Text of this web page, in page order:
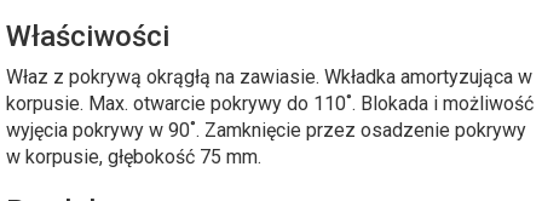
Właściwości
Właz z pokrywą okrągłą na zawiasie. Wkładka amortyzująca w
korpusie. Max. otwarcie pokrywy do 110˚. Blokada i możliwość
wyjęcia pokrywy w 90˚. Zamknięcie przez osadzenie pokrywy
w korpusie, głębokość 75 mm.